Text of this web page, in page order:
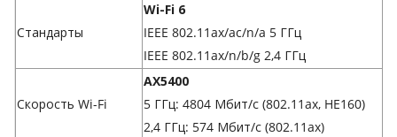
Стандарты
Wi-Fi 6
IEEE 802.11ax/ac/n/a 5 ГГц
IEEE 802.11ax/n/b/g 2,4 ГГц
Скорость Wi-Fi
AX5400
5 ГГц: 4804 Мбит/с (802.11ax, HE160)
2,4 ГГц: 574 Мбит/с (802.11ax)